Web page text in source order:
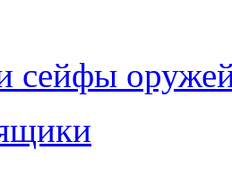
сейфы